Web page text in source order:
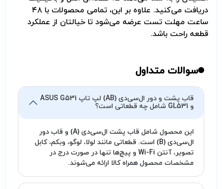
دریافت می‌کنید. علاوه بر این، تمامی محصولات با ۴۸
ساعت مهلت تست عرضه می‌شود تا خیالتان از عملکرد
قطعه راحت باشد.
سوالات متداول
قاب پشت و دور ال‌سی‌دی (AB) لپ تاپ ASUS G531
و GL531 شامل چه قطعاتی است؟
این محصول شامل قاب پشت ال‌سی‌دی (A) و قاب دور
ال‌سی‌دی (B) است. قطعاتی مانند لولا، لوگو، وبکم، کابل
تصویر، آنتن Wi-Fi و پیچ‌ها تنها در صورت درج در
مشخصات محصول همراه کالا ارائه می‌شوند.